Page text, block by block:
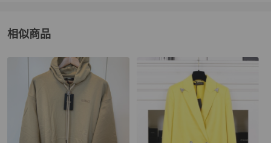
相似商品
更多相似 Versace男裝 推薦精品